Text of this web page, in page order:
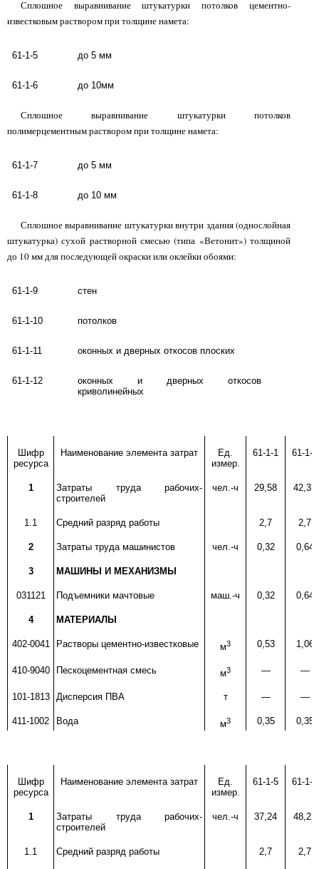
Сплошное выравнивание штукатурки потолков цементно-
известковым раствором при толщине намета:
61-1-5 до 5 мм
61-1-6 до 10мм
Сплошное выравнивание штукатурки потолков
полимерцементным раствором при толщине намета:
61-1-7 до 5 мм
61-1-8 до 10 мм
Сплошное выравнивание штукатурки внутри здания (однослойная
штукатурка) сухой растворной смесью (типа «Ветонит») толщиной
до 10 мм для последующей окраски или оклейки обоями:
61-1-9 стен
61-1-10 потолков
61-1-11 оконных и дверных откосов плоских
61-1-12
оконных и дверных откосов
криволинейных
Шифр
ресурса
Наименование элемента затрат
Ед.
измер.
61-1-1 61-1-2
1
Затраты труда рабочих-
строителей
чел.-ч 29,58 42,37
1.1 Средний разряд работы 2,7 2,7
2 Затраты труда машинистов чел.-ч 0,32 0,64
3 МАШИНЫ И МЕХАНИЗМЫ
031121 Подъемники мачтовые маш.-ч 0,32 0,64
4 МАТЕРИАЛЫ
402-0041 Растворы цементно-известковые м3 0,53 1,06
410-9040 Пескоцементная смесь м3 — —
101-1813 Дисперсия ПВА т — —
411-1002 Вода м3 0,35 0,35
Шифр
ресурса
Наименование элемента затрат
Ед.
измер.
61-1-5 61-1-6
1
Затраты труда рабочих-
строителей
чел.-ч 37,24 48,23
1.1 Средний разряд работы 2,7 2,7